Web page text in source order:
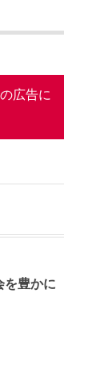
広告に
を豊かに